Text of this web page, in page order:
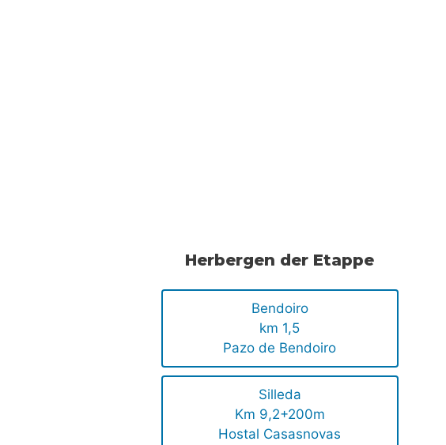
Herbergen der Etappe
Bendoiro
km 1,5
Pazo de Bendoiro
Silleda
Km 9,2+200m
Hostal Casasnovas